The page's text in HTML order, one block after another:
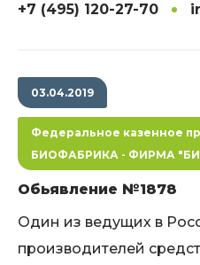
+7 (495) 120-27-70
03.04.2019
Федеральное казенное
БИОФАБРИКА - ФИРМА
Обьявление №1878
Один из ведущих в
производителей